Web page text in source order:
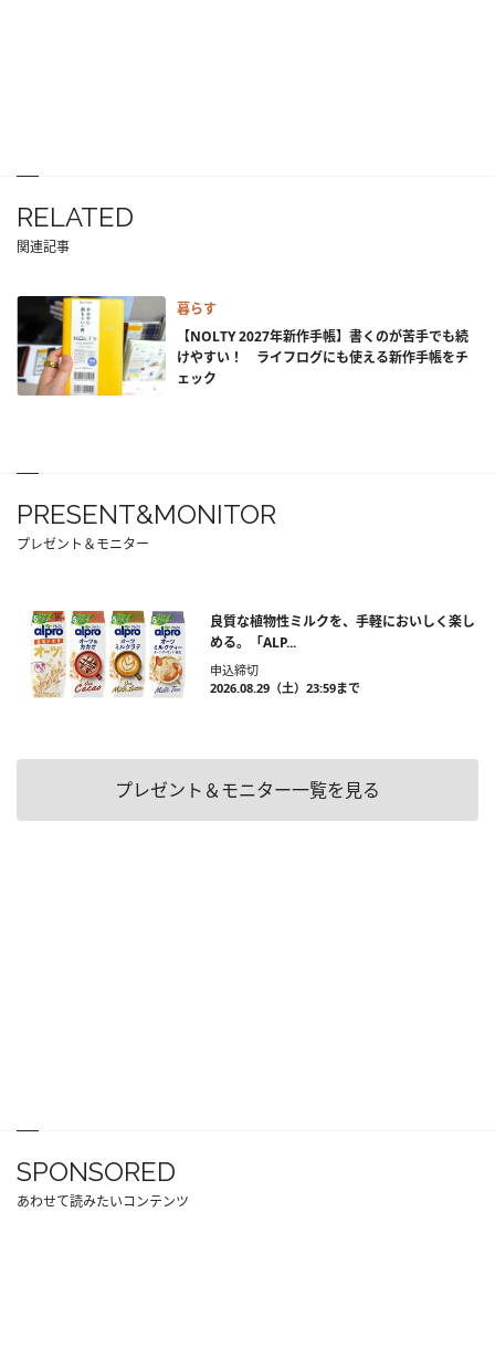
RELATED
関連記事
暮らす
【NOLTY 2027年新作手帳】書くのが苦手でも続
けやすい！ ライフログにも使える新作手帳をチ
ェック
PRESENT&MONITOR
プレゼント＆モニター
良質な植物性ミルクを、手軽においしく楽し
める。「ALP...
申込締切
2026.08.29（土）23:59まで
プレゼント＆モニター一覧を見る
SPONSORED
あわせて読みたいコンテンツ